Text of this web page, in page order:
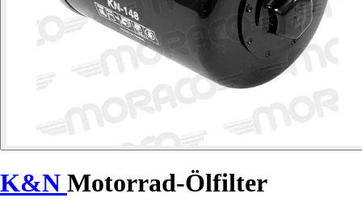
K&N Motorrad-Ölfilter